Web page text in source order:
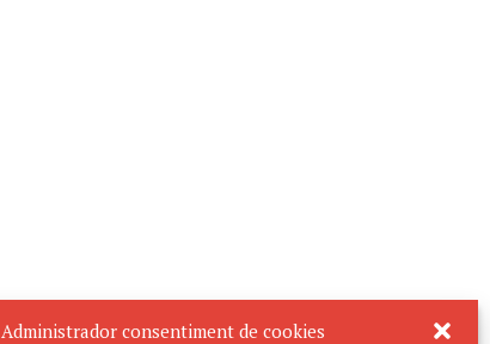
Administrador consentiment de cookies